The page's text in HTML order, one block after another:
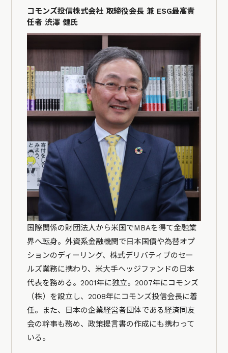
コモンズ投信株式会社 取締役会長 兼 ESG最高責
任者 渋澤 健氏
国際関係の財団法人から米国でMBAを得て金融業
界へ転身。外資系金融機関で日本国債や為替オプ
ションのディーリング、株式デリバティブのセー
ルズ業務に携わり、米大手ヘッジファンドの日本
代表を務める。2001年に独立。2007年にコモンズ
（株）を設立し、2008年にコモンズ投信会長に着
任。また、日本の企業経営者団体である経済同友
会の幹事も務め、政策提言書の作成にも携わって
いる。